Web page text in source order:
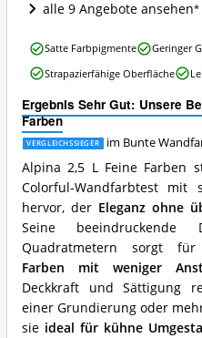
Wandfarbe
alle 9 Angebote ansehen
Ergebnis Sehr Gut: Unsere
Farben
VERGLEICHSSIEGER im Bunte
Alpina 2,5 L Feine Farben
Colorful-Wandfarbtest mit
hervor, der Eleganz ohne
Seine
Quadratmetern sorgt für
Farben mit weniger
Deckkraft und Sättigung
einer Grundierung oder
sie ideal für kühne
Alpina
2,5
Farben
Vorteile:
Was
spricht
für
diese
Bunte
Wandfarbe?
Satte Farbpigmente Geringer
Strapazierfähige Oberfläche